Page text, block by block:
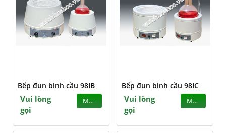
Bếp đun bình cầu 98IB
Vui lòng
gọi
MUA
Bếp đun bình cầu 98IC
Vui lòng
gọi
MUA